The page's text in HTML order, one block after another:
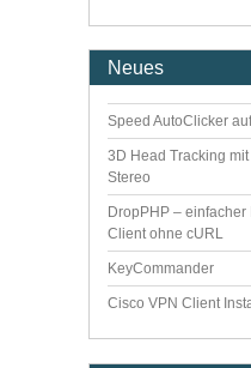
Neues
Speed AutoClicker
3D Head Tracking
Stereo
DropPHP – einfacher
Client ohne cURL
KeyCommander
Cisco VPN Client